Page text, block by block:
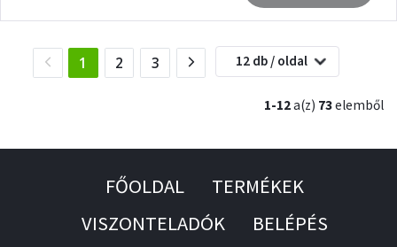
1 (current)
2 3 12 db / oldal
1-12a(z) 73elemből
FŐOLDAL
TERMÉKEK
VISZONTELADÓK
BELÉPÉS